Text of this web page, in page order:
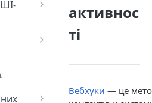
ШІ-
Yespo
Yespo
активнос
ті
Вебхуки — це